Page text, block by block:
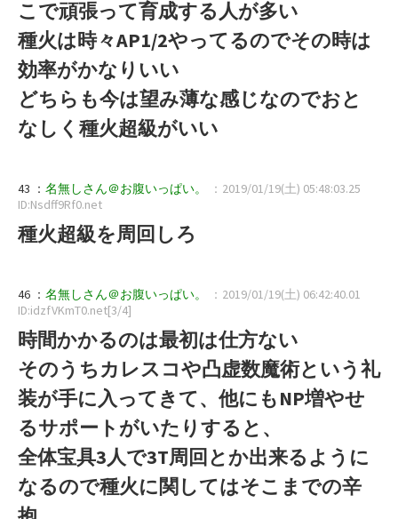
こで頑張って育成する人が多い
種火は時々AP1/2やってるのでその時は
効率がかなりいい
どちらも今は望み薄な感じなのでおと
なしく種火超級がいい
43 ： 名無しさん＠お腹いっぱい。
：2019/01/19(土) 05:48:03.25
ID:Nsdff9Rf0.net
種火超級を周回しろ
46 ： 名無しさん＠お腹いっぱい。
：2019/01/19(土) 06:42:40.01
ID:idzfVKmT0.net[3/4]
時間かかるのは最初は仕方ない
そのうちカレスコや凸虚数魔術という礼
装が手に入ってきて、他にもNP増やせ
るサポートがいたりすると、
全体宝具3人で3T周回とか出来るように
なるので種火に関してはそこまでの辛